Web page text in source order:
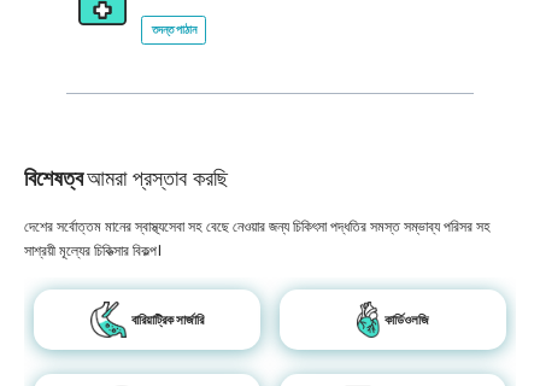
তদন্ত পাঠান
বিশেষত্বআমরা প্রস্তাব করছি
দেশের সর্বোত্তম মানের স্বাস্থ্যসেবা সহ বেছে নেওয়ার জন্য চিকিৎসা পদ্ধতির সমস্ত সম্ভাব্য পরিসর সহ
সাশ্রয়ী মূল্যের চিকিত্সার বিকল্প।
বারিয়াট্রিক সার্জারি কার্ডিওলজি